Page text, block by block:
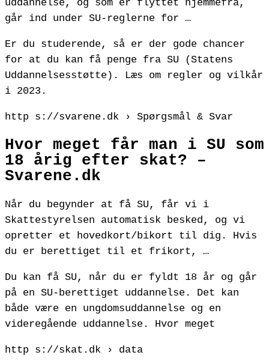
uddannelse, og som er flyttet hjemmefra,
går ind under SU-reglerne for …
Er du studerende, så er der gode chancer
for at du kan få penge fra SU (Statens
Uddannelsesstøtte). Læs om regler og vilkår
i 2023.
http s://svarene.dk › Spørgsmål & Svar
Hvor meget får man i SU som
18 årig efter skat? –
Svarene.dk
Når du begynder at få SU, får vi i
Skattestyrelsen automatisk besked, og vi
opretter et hovedkort/bikort til dig. Hvis
du er berettiget til et frikort, …
Du kan få SU, når du er fyldt 18 år og går
på en SU-berettiget uddannelse. Det kan
både være en ungdomsuddannelse og en
videregående uddannelse. Hvor meget
http s://skat.dk › data